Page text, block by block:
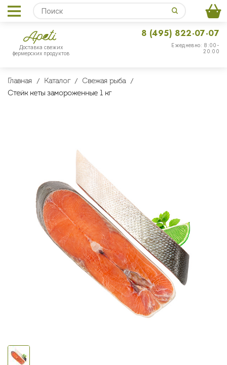
Доставка свежих
фермерских продуктов
Ежедневно: 8:00-
20:00
8 (495) 822-07-07
Главная Каталог
Свежая рыба
Стейк кеты замороженные 1 кг